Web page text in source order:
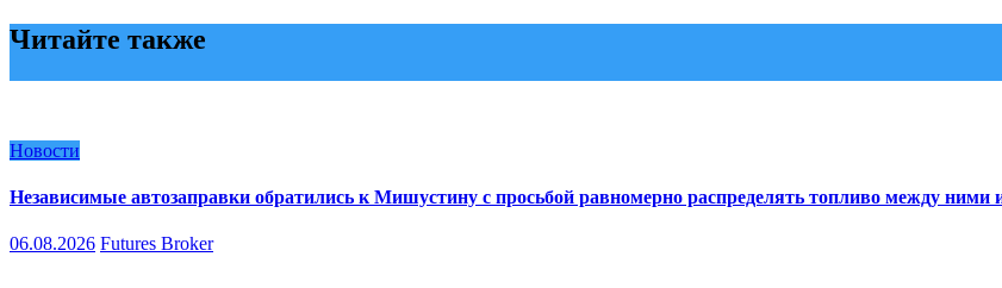
Читайте также
Новости
Независимые автозаправки обратились к Мишустину с просьбой равномерно распределять топливо между
06.08.2026 Futures Broker